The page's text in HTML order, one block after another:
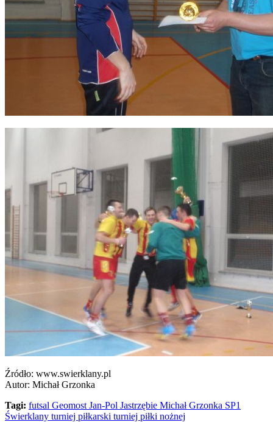
Źródło: www.swierklany.pl
Autor: Michał Grzonka
Tagi: futsal Geomost Jan-Pol Jastrzębie Michał Grzonka SP1
Świerklany turniej piłkarski turniej piłki nożnej